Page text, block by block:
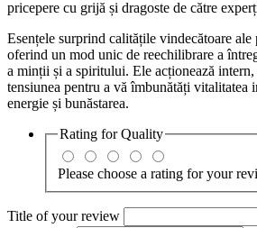
pricepere cu grijă și dragoste de către
Esențele surprind calitățile vindecătoare
oferind un mod unic de reechilibrare a
a minții și a spiritului. Ele acționează
tensiunea pentru a vă îmbunătăți vitalitatea
energie și bunăstarea.
Rating forQuality
Please choose a rating for your
Title of your review